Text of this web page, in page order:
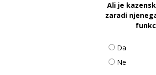
Ali je
zaradi
Da
Ne